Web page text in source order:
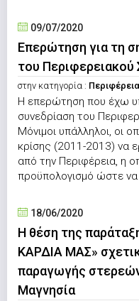
09/07/2020
Επερώτηση για τη
του Περιφερειακού
στην κατηγορία :
Η επερώτηση που έχω
συνεδρίαση του
Μόνιμοι υπάλληλοι, οι
κρίσης (2011-2013) να
από την Περιφέρεια, η
προϋπολογισμό ώστε να
18/06/2020
Η θέση της
ΚΑΡΔΙΑ ΜΑΣ»
παραγωγής
Μαγνησία